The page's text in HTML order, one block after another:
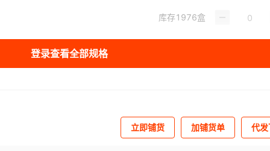
库存1976盒
登录查看全部规格
立即铺货 加铺货单 代